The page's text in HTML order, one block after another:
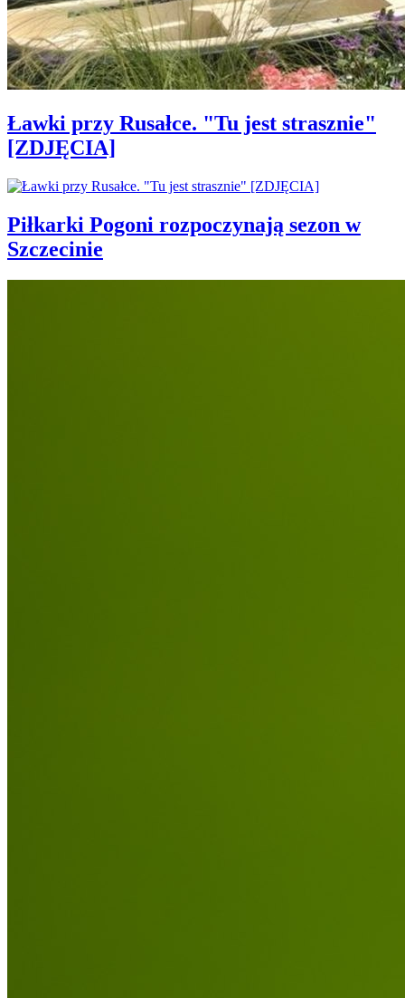
Ławki przy Rusałce. "Tu jest strasznie"
[ZDJĘCIA]
Piłkarki Pogoni rozpoczynają sezon w
Szczecinie